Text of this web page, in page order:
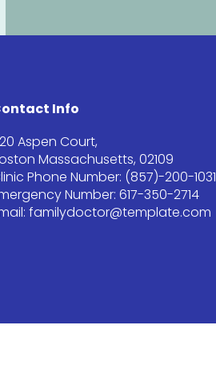
Info
Aspen Court,
Massachusetts, 02109
Phone Number: (857)-200-1031
Number: 617-350-2714
familydoctor@template.com